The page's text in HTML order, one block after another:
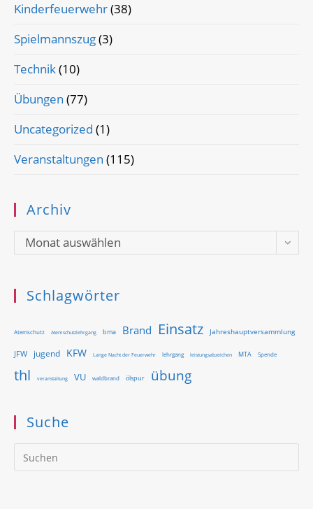
Kinderfeuerwehr(38)
Spielmannszug(3)
Technik(10)
Übungen (77)
Uncategorized (1)
Veranstaltungen (115)
Archiv
Archiv
Monat auswählen
Schlagwörter
Atemschutz Atemschutzlehrgang bma Brand Einsatz Jahreshauptversammlung
JFW jugend KFW Lange Nacht der Feuerwehr lehrgang leistungsabzeichen MTA Spende
thl veranstaltung VU waldbrand ölspur übung
Suche